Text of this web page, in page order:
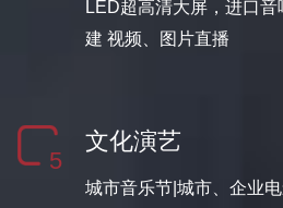
LED超高清大屏，进口
建 视频、图片直播
5
文化演艺
城市音乐节|城市、企业